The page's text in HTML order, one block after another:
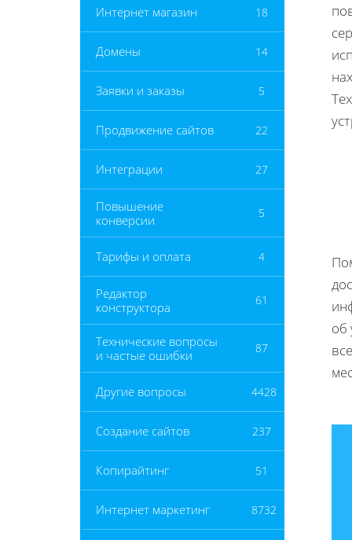
Интернет магазин 18
Домены 14
Заявки и заказы 5
Продвижение сайтов 22
Интеграции 27
Повышение
конверсии
5
Тарифы и оплата 4
Редактор
конструктора
61
Технические вопросы
и частые ошибки
87
Другие вопросы 4428
Создание сайтов 237
Копирайтинг 51
Интернет маркетинг 8732
об